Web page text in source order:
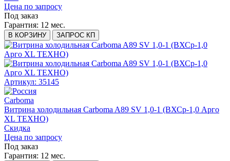
Цена по запросу
Под заказ
Гарантия: 12 мес.
В КОРЗИНУ ЗАПРОС КП
Артикул: 35145
Carboma
Витрина холодильная Carboma A89 SV 1,0-1 (ВХСр-1,0 Арго
XL ТЕХНО)
Скидка
Цена по запросу
Под заказ
Гарантия: 12 мес.